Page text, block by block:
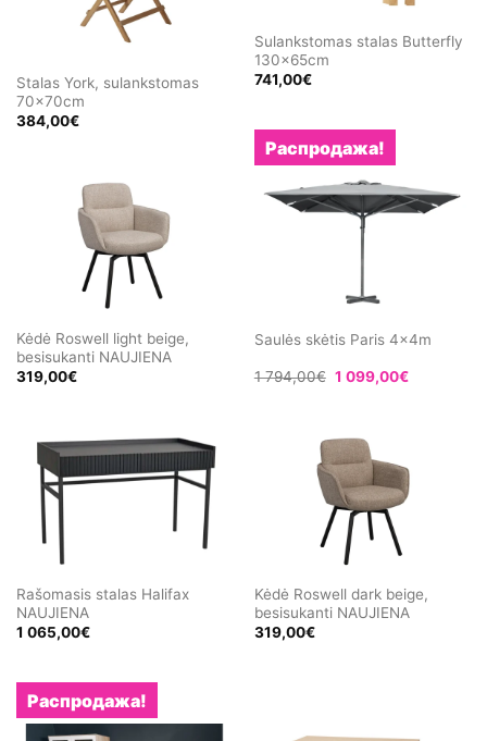
Sulankstomas stalas Butterfly
130x65cm
741,00€
Stalas York, sulankstomas
70x70cm
384,00€
Распродажа!
Saulės skėtis Paris 4x4m
1 794,00€ Первоначальная
1 099,00€Текущая
Kėdė Roswell light beige,
besisukanti NAUJIENA
319,00€
Rašomasis stalas Halifax
NAUJIENA
1 065,00€
Kėdė Roswell dark beige,
besisukanti NAUJIENA
319,00€
Распродажа!